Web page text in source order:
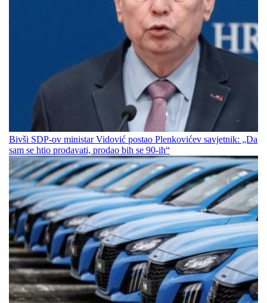
Bivši SDP-ov ministar Vidović postao Plenkovićev savjetnik: „Da
sam se htio prodavati, prodao bih se 90-ih“